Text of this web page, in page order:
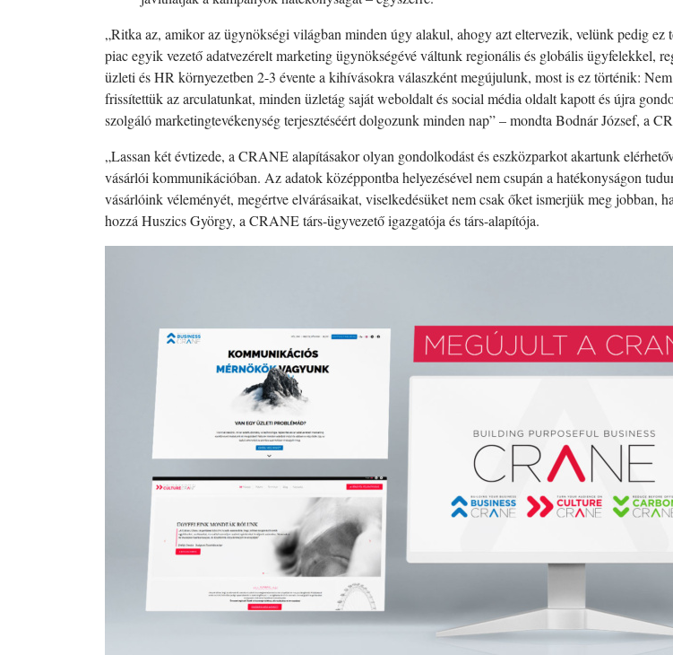
„Ritka az, amikor az ügynökségi világban minden úgy alakul, ahogy azt eltervezik, velünk pedig ez
piac egyik vezető adatvezérelt marketing ügynökségévé váltunk regionális és globális ügyfelekkel,
üzleti és HR környezetben 2-3 évente a kihívásokra válaszként megújulunk, most is ez történik:
frissítettük az arculatunkat, minden üzletág saját weboldalt és social média oldalt kapott és újra
szolgáló marketingtevékenység terjesztéséért dolgozunk minden nap” – mondta Bodnár József, a
„Lassan két évtizede, a CRANE alapításakor olyan gondolkodást és eszközparkot akartunk
vásárlói kommunikációban. Az adatok középpontba helyezésével nem csupán a hatékonyságon
vásárlóink véleményét, megértve elvárásaikat, viselkedésüket nem csak őket ismerjük meg jobban,
hozzá Huszics György, a CRANE társ-ügyvezető igazgatója és társ-alapítója.